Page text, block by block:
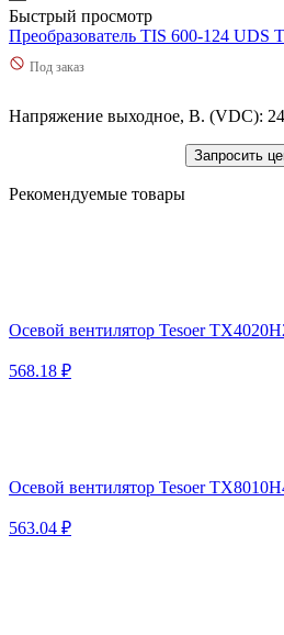
Быстрый просмотр
Преобразователь TIS 600-124 UDS
Под заказ
Напряжение выходное, В. (VDC): 24
Запросить
Рекомендуемые товары
Осевой вентилятор Tesoer
568.18 ₽
Осевой вентилятор Tesoer
563.04 ₽